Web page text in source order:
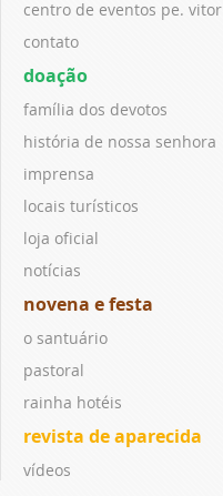
centro de eventos pe. vitor
contato
doação
família dos devotos
história de nossa senhora
imprensa
locais turísticos
loja oficial
notícias
novena e festa
o santuário
pastoral
rainha hotéis
revista de aparecida
vídeos